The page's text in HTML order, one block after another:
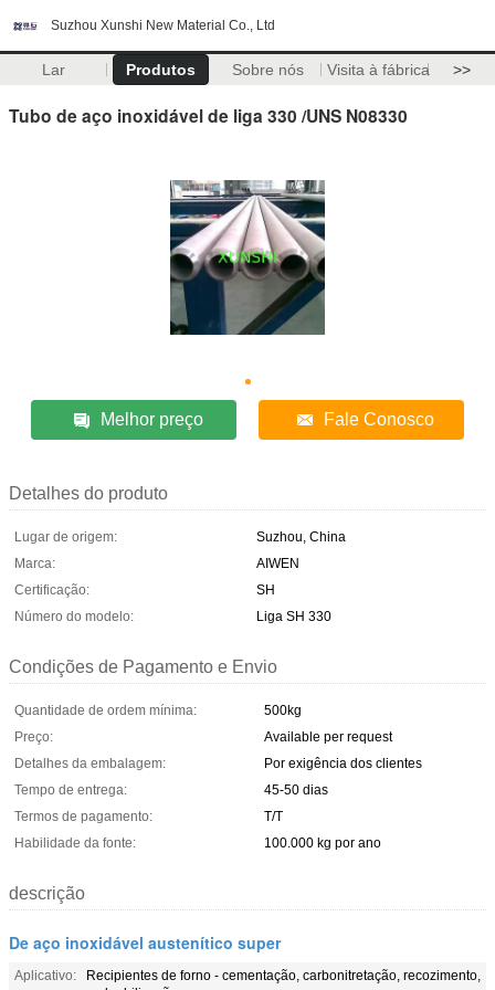
Suzhou Xunshi New Material Co., Ltd
Lar Produtos Sobre nós Visita à fábrica >>
Tubo de aço inoxidável de liga 330 /UNS N08330
Melhor preço Fale Conosco
Detalhes do produto
Lugar de origem:
Suzhou, China
Marca:
AIWEN
Certificação:
SH
Número do modelo:
Liga SH 330
Condições de Pagamento e Envio
Quantidade de ordem mínima:
500kg
Preço:
Available per request
Detalhes da embalagem:
Por exigência dos clientes
Tempo de entrega:
45-50 dias
Termos de pagamento:
T/T
Habilidade da fonte:
100.000 kg por ano
descrição
De aço inoxidável austenítico super
Aplicativo:
Recipientes de forno - cementação, carbonitretação, recozimento,